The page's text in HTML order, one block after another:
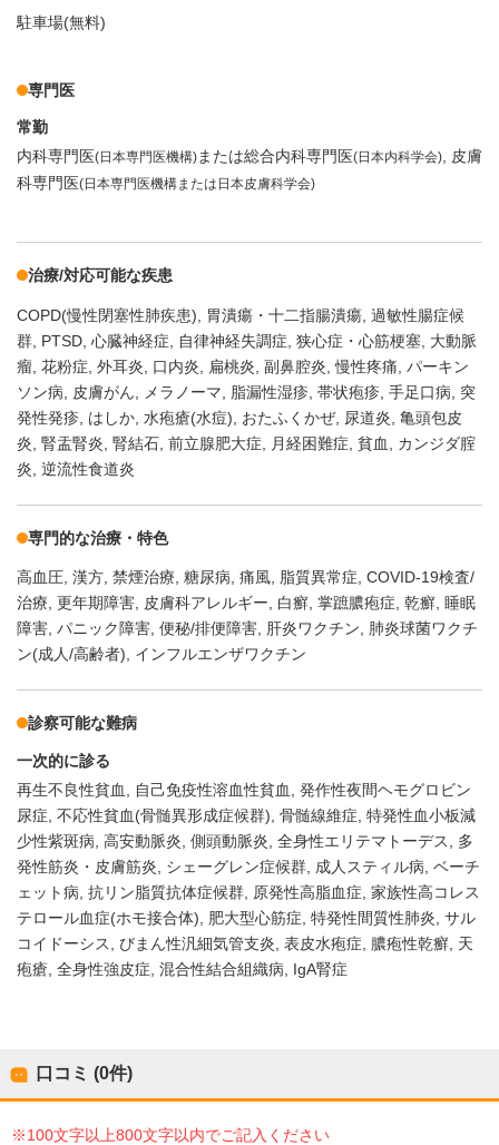
駐車場(無料)
専門医
常勤
内科専門医(日本専門医機構)または総合内科専門医(日本内科学会)
皮膚
科専門医(日本専門医機構または日本皮膚科学会)
治療/対応可能な疾患
COPD(慢性閉塞性肺疾患) 胃潰瘍・十二指腸潰瘍 過敏性腸症候
群 PTSD 心臓神経症 自律神経失調症 狭心症・心筋梗塞 大動脈
瘤 花粉症 外耳炎 口内炎 扁桃炎 副鼻腔炎 慢性疼痛 パーキン
ソン病
皮膚がん メラノーマ 脂漏性湿疹 帯状疱疹 手足口病
突
発性発疹 はしか 水疱瘡(水痘) おたふくかぜ 尿道炎 亀頭包皮
炎 腎盂腎炎 腎結石 前立腺肥大症 月経困難症 貧血
カンジダ腟
炎 逆流性食道炎
専門的な治療・特色
高血圧 漢方 禁煙治療 糖尿病 痛風 脂質異常症 COVID-19検査/
治療 更年期障害 皮膚科アレルギー 白癬 掌蹠膿疱症 乾癬 睡眠
障害 パニック障害 便秘/排便障害 肝炎ワクチン
肺炎球菌ワクチ
ン(成人/高齢者)
インフルエンザワクチン
診察可能な難病
一次的に診る
再生不良性貧血
自己免疫性溶血性貧血
発作性夜間ヘモグロビン
尿症 不応性貧血(骨髄異形成症候群) 骨髄線維症 特発性血小板減
少性紫斑病 高安動脈炎 側頭動脈炎 全身性エリテマトーデス
多
発性筋炎・皮膚筋炎
シェーグレン症候群 成人スティル病 ベーチ
ェット病 抗リン脂質抗体症候群 原発性高脂血症 家族性高コレス
テロール血症(ホモ接合体)
肥大型心筋症 特発性間質性肺炎 サル
コイドーシス
びまん性汎細気管支炎 表皮水疱症 膿疱性乾癬 天
疱瘡 全身性強皮症 混合性結合組織病 IgA腎症
口コミ (0件)
※100文字以上800文字以内でご記入ください